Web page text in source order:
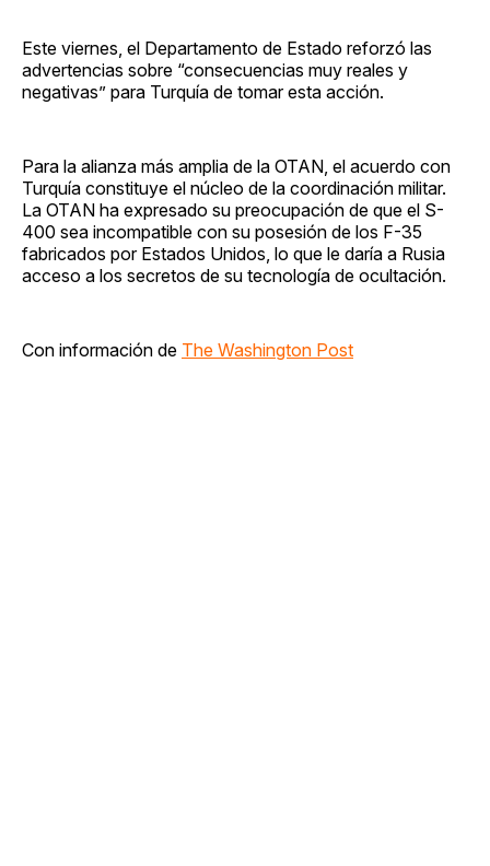
Este viernes, el Departamento de Estado reforzó las
advertencias sobre “consecuencias muy reales y
negativas” para Turquía de tomar esta acción.
Para la alianza más amplia de la OTAN, el acuerdo con
Turquía constituye el núcleo de la coordinación militar.
La OTAN ha expresado su preocupación de que el S-
400 sea incompatible con su posesión de los F-35
fabricados por Estados Unidos, lo que le daría a Rusia
acceso a los secretos de su tecnología de ocultación.
Con información de The Washington Post